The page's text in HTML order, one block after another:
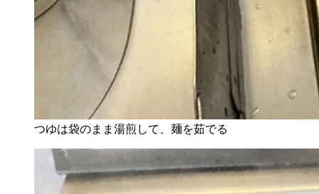
つゆは袋のまま湯煎して、麺を茹でる